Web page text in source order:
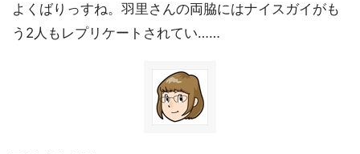
よくばりっすね。羽里さんの両脇にはナイスガイがも
う2人もレプリケートされてい……